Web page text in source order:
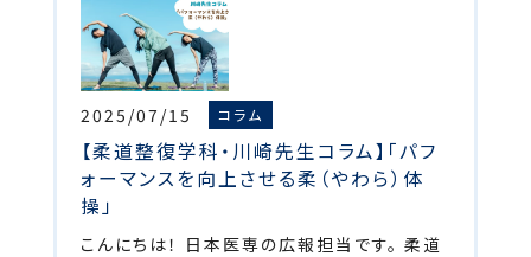
2025/07/15 コラム
【柔道整復学科・川崎先生コラム】「パフ
ォーマンスを向上させる柔（やわら）体
操」
こんにちは！ 日本医専の広報担当です。 柔道